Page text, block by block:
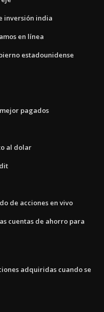
inversión india
en línea
estadounidense
pagados
al dolar
de acciones en vivo
cuentas de ahorro para
adquiridas cuando se